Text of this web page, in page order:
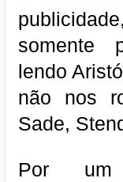
somente
lendo
não nos
Sade,
Por